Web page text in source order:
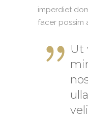
imperdiet
facer possim
Ut